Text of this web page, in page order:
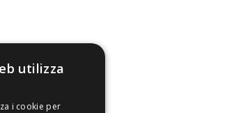
utilizza
i cookie per